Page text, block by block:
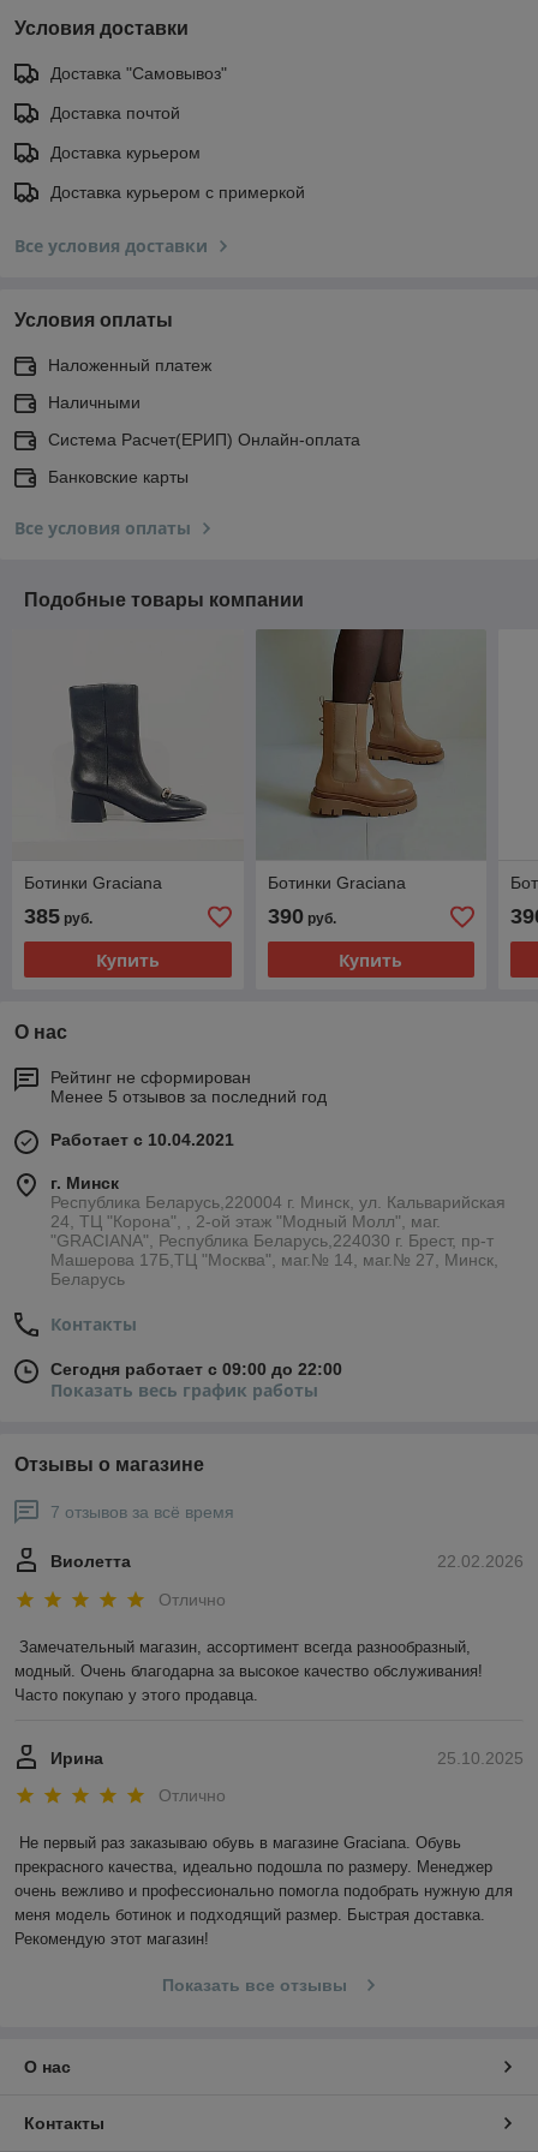
Условия доставки
Доставка "Самовывоз"
Доставка почтой
Доставка курьером
Доставка курьером с примеркой
Все условия доставки
Условия оплаты
Наложенный платеж
Наличными
Система Расчет(ЕРИП) Онлайн-оплата
Банковские карты
Все условия оплаты
Подобные товары компании
Ботинки Graciana
385 руб.
Купить
Ботинки Graciana
390руб.
Купить
О нас
Рейтинг не сформирован
Менее 5 отзывов за последний год
Работает с 10.04.2021
г. Минск
Республика Беларусь,220004 г. Минск, ул. Кальварийская
24, ТЦ "Корона", , 2-ой этаж "Модный Молл", маг.
"GRACIANA", Республика Беларусь,224030 г. Брест, пр-т
Машерова 17Б,ТЦ "Москва", маг.№ 14, маг.№ 27, Минск,
Беларусь
Контакты
Сегодня работает с 09:00 до 22:00
Показать весь график работы
Отзывы о магазине
7 отзывов за всё время
22.02.2026
Виолетта
Отлично
Замечательный магазин, ассортимент всегда разнообразный,
модный. Очень благодарна за высокое качество обслуживания!
Часто покупаю у этого продавца.
25.10.2025
Ирина
Отлично
Не первый раз заказываю обувь в магазине Graciana. Обувь
прекрасного качества, идеально подошла по размеру. Менеджер
очень вежливо и профессионально помогла подобрать нужную для
меня модель ботинок и подходящий размер. Быстрая доставка.
Рекомендую этот магазин!
Показать все отзывы
О нас
Контакты